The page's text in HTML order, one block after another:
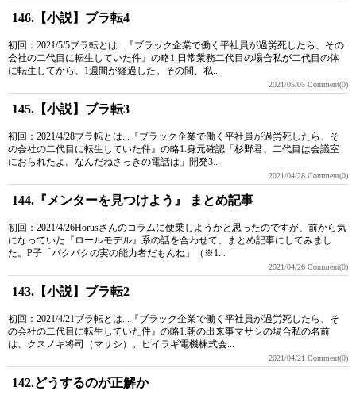
146.【小説】ブラ転4
初回：2021/5/5ブラ転とは...『ブラック企業で働く平社員が過労死したら、その
会社の二代目に転生していた件』の略1.日常業務二代目の場合私が二代目の体
に転生してから、1週間が経過した。その間、私...
2021/05/05 Comment(0)
145.【小説】ブラ転3
初回：2021/4/28ブラ転とは...『ブラック企業で働く平社員が過労死したら、そ
の会社の二代目に転生していた件』の略1.身元確認「杉野君、二代目は会議室
におられたよ。なんだねさっきの電話は」開発3...
2021/04/28 Comment(0)
144.『メンターを見つけよう』 まとめ記事
初回：2021/4/26Horusさんのコラムに便乗しようかと思ったのですが、前から気
になっていた『ロールモデル』系の話を合わせて、まとめ記事にしてみまし
た。P子「パクパクの実の能力者だもんね」（※1...
2021/04/26 Comment(0)
143.【小説】ブラ転2
初回：2021/4/21ブラ転とは...『ブラック企業で働く平社員が過労死したら、そ
の会社の二代目に転生していた件』の略1.朝の出来事マサシの場合私の名前
は、クスノキ将司（マサシ）。ヒイラギ電機株式会...
2021/04/21 Comment(0)
142.どうするのが正解か